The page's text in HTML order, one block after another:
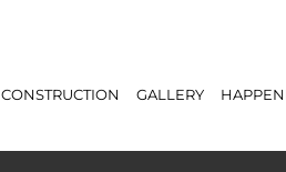
CONSTRUCTION GALLERY